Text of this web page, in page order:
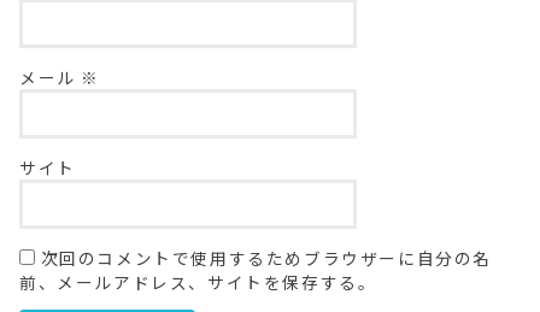
メール ※
サイト
次回のコメントで使用するためブラウザーに自分の名
前、メールアドレス、サイトを保存する。